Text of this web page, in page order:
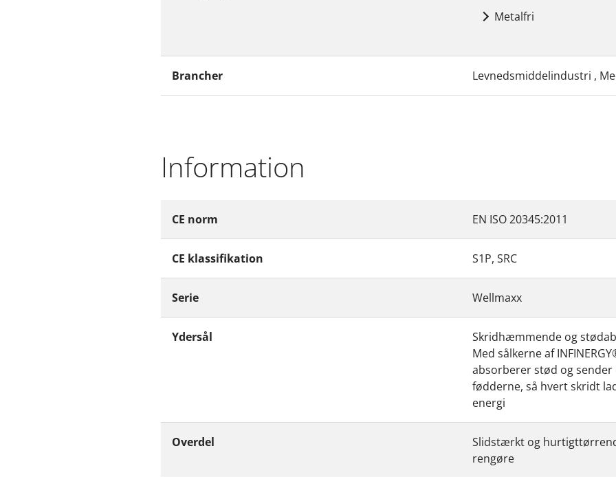
Metalfri
Brancher Levnedsmiddelindustri ,
Information
CE norm EN ISO 20345:2011
CE klassifikation S1P, SRC
Serie Wellmaxx
Ydersål
Skridhæmmende og
Med sålkerne af
absorberer stød og
fødderne, så hvert skridt
energi
Overdel
Slidstærkt og
rengøre